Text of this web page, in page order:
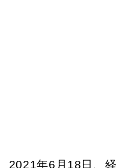
2021年6月18日、経